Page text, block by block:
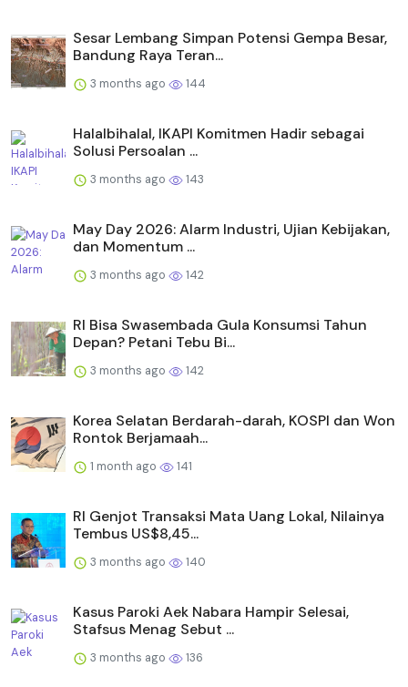
Sesar Lembang Simpan Potensi Gempa Besar,
Bandung Raya Teran...
3 months ago 144
Halalbihalal, IKAPI Komitmen Hadir sebagai
Solusi Persoalan ...
3 months ago 143
May Day 2026: Alarm Industri, Ujian Kebijakan,
dan Momentum ...
3 months ago 142
RI Bisa Swasembada Gula Konsumsi Tahun
Depan? Petani Tebu Bi...
3 months ago 142
Korea Selatan Berdarah-darah, KOSPI dan Won
Rontok Berjamaah...
1 month ago 141
RI Genjot Transaksi Mata Uang Lokal, Nilainya
Tembus US$8,45...
3 months ago 140
Kasus Paroki Aek Nabara Hampir Selesai,
Stafsus Menag Sebut ...
3 months ago 136